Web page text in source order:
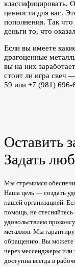
классифицировать.
ценности для вас.
пополнения. Так что
деньги то, что
Если вы имеете
драгоценные
вы на них
стоит ли игра свеч
59 или +7 (981) 696-
Оставить
Задать
Мы стремимся
Наша цель — создать
нашей организацией.
помощь, не
удовольствием
металлов. Мы
обращению. Вы можете
через мессенджеры
доступна всегда в